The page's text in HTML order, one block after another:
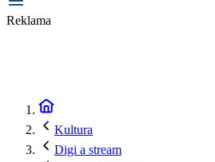
Reklama
Kultura
Digi a stream